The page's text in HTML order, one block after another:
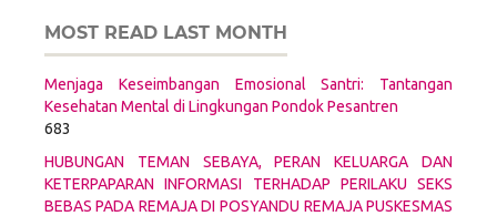
MOST READ LAST MONTH
Menjaga Keseimbangan Emosional Santri: Tantangan
Kesehatan Mental di Lingkungan Pondok Pesantren
683
HUBUNGAN TEMAN SEBAYA, PERAN KELUARGA DAN
KETERPAPARAN INFORMASI TERHADAP PERILAKU SEKS
BEBAS PADA REMAJA DI POSYANDU REMAJA PUSKESMAS